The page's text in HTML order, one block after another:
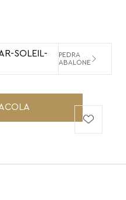
PEDRA
ABALONE